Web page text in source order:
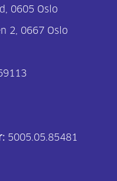
0605 Oslo
2, 0667 Oslo
5005.05.85481